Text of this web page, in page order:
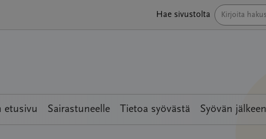
Hae sivustolta
etusivu Sairastuneelle Tietoa syövästä Syövän jälkeen